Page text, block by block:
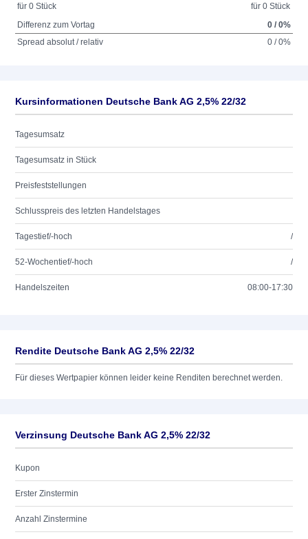
für 0 Stück
für 0 Stück
Differenz zum Vortag
0 / 0%
Spread absolut / relativ
0 / 0%
Kursinformationen Deutsche Bank AG 2,5% 22/32
Tagesumsatz
Tagesumsatz in Stück
Preisfeststellungen
Schlusspreis des letzten Handelstages
Tagestief/-hoch /
52-Wochentief/-hoch /
Handelszeiten 08:00-17:30
Rendite Deutsche Bank AG 2,5% 22/32
Für dieses Wertpapier können leider keine Renditen berechnet werden.
Verzinsung Deutsche Bank AG 2,5% 22/32
Kupon
Erster Zinstermin
Anzahl Zinstermine